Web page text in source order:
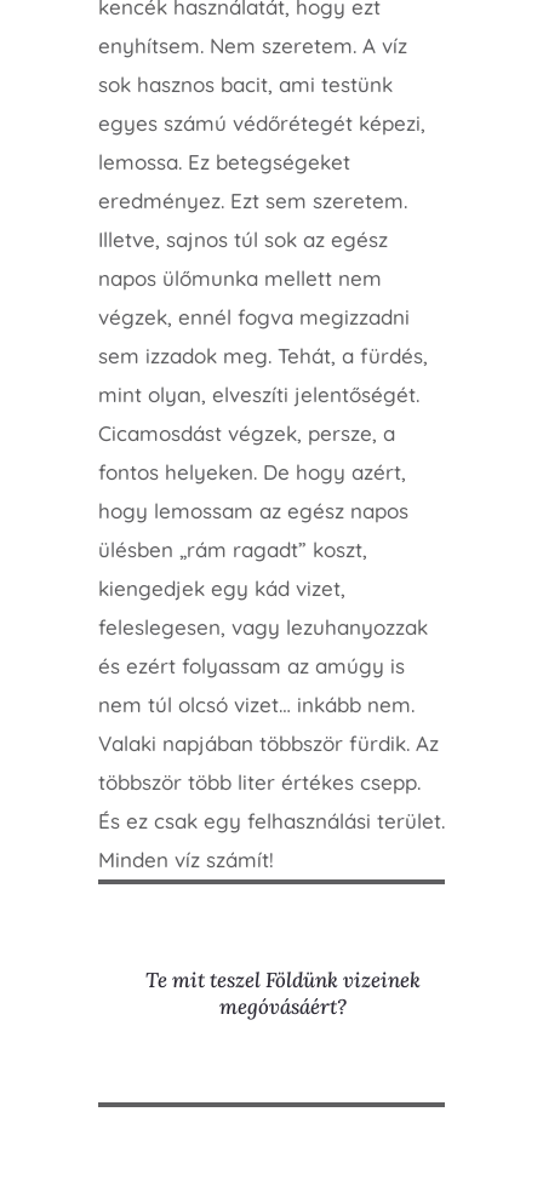
kencék használatát, hogy ezt
enyhítsem. Nem szeretem. A víz
sok hasznos bacit, ami testünk
egyes számú védőrétegét képezi,
lemossa. Ez betegségeket
eredményez. Ezt sem szeretem.
Illetve, sajnos túl sok az egész
napos ülőmunka mellett nem
végzek, ennél fogva megizzadni
sem izzadok meg. Tehát, a fürdés,
mint olyan, elveszíti jelentőségét.
Cicamosdást végzek, persze, a
fontos helyeken. De hogy azért,
hogy lemossam az egész napos
ülésben „rám ragadt” koszt,
kiengedjek egy kád vizet,
feleslegesen, vagy lezuhanyozzak
és ezért folyassam az amúgy is
nem túl olcsó vizet… inkább nem.
Valaki napjában többször fürdik. Az
többször több liter értékes csepp.
És ez csak egy felhasználási terület.
Minden víz számít!
Te mit teszel Földünk vizeinek
megóvásáért?